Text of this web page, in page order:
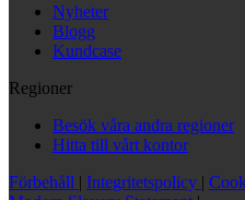
Nyheter
Blogg
Kundcase
Regioner
Besök våra andra regioner
Hitta till vårt kontor
Förbehåll | Integritetspolicy |